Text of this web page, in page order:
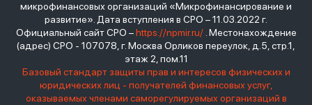
микрофинансовых организаций «Микрофинансирование и
развитие». Дата вступления в СРО – 11.03.2022 г.
Официальный сайт СРО –https://npmir.ru/. Местонахождение
(адрес) СРО - 107078, г. Москва Орликов переулок, д.5, стр.1,
этаж 2, пом.11
Базовый стандарт защиты прав и интересов физических и
юридических лиц - получателей финансовых услуг,
оказываемых членами саморегулируемых организаций в